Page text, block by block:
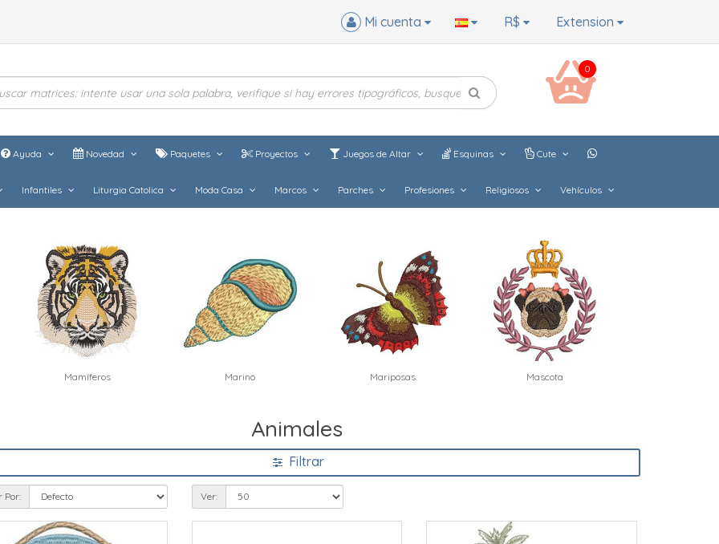
Extension
R$
Mi cuenta
0
Ayuda Novedad Paquetes Proyectos Juegos de Altar Esquinas Cute
Infantiles Liturgia Catolica Moda Casa Marcos Parches Profesiones Religiosos Vehículos
Animales
Filtrar
Por: Ver: